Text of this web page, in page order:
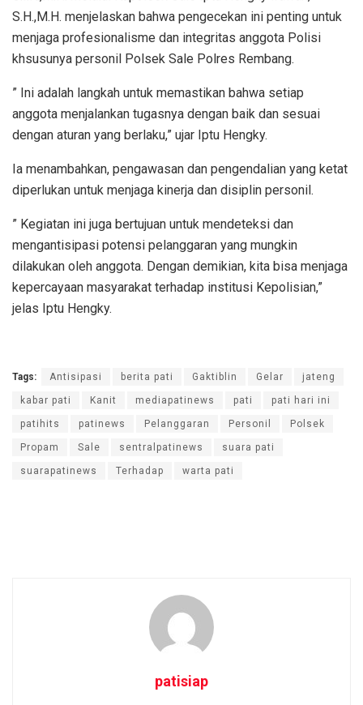
S.H.,M.H. menjelaskan bahwa pengecekan ini penting untuk
menjaga profesionalisme dan integritas anggota Polisi
khsusunya personil Polsek Sale Polres Rembang.
” Ini adalah langkah untuk memastikan bahwa setiap
anggota menjalankan tugasnya dengan baik dan sesuai
dengan aturan yang berlaku,” ujar Iptu Hengky.
Ia menambahkan, pengawasan dan pengendalian yang ketat
diperlukan untuk menjaga kinerja dan disiplin personil.
” Kegiatan ini juga bertujuan untuk mendeteksi dan
mengantisipasi potensi pelanggaran yang mungkin
dilakukan oleh anggota. Dengan demikian, kita bisa menjaga
kepercayaan masyarakat terhadap institusi Kepolisian,”
jelas Iptu Hengky.
Tags: Antisipasi berita pati Gaktiblin Gelar jateng
kabar pati Kanit mediapatinews pati pati hari ini
patihits patinews Pelanggaran Personil Polsek
Propam Sale sentralpatinews suara pati
suarapatinews Terhadap warta pati
patisiap